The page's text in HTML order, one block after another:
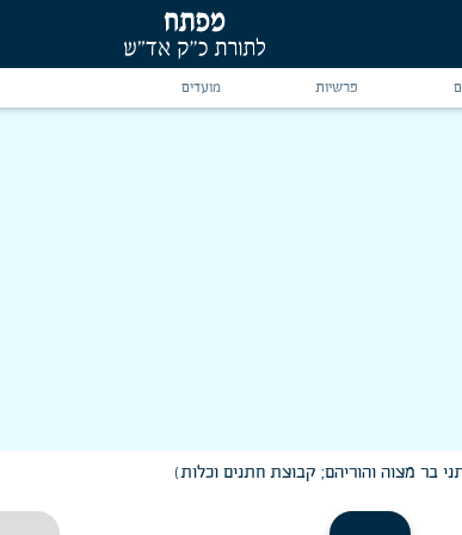
פרשיות מועדים
מצוה והוריהם; קבוצת חתנים וכלות)
קצוי תבל
זקנים" ו"חכמת נשים"
בר מצוה והוריהם; קבוצת חתנים וכלות)